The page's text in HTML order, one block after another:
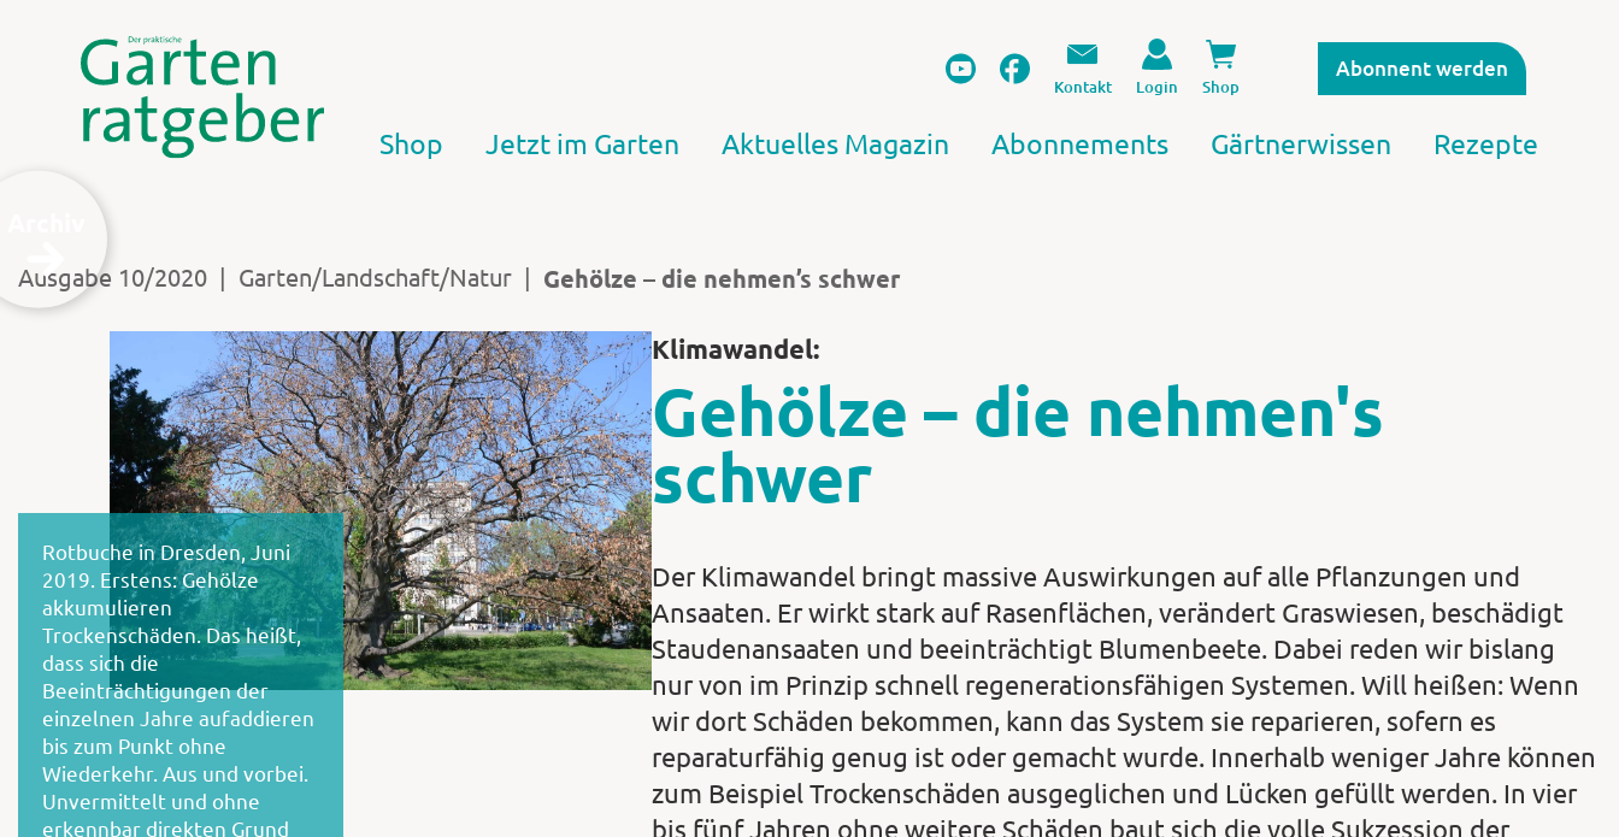
Kontakt Login Shop
Abonnent werden
Shop Jetzt im Garten Aktuelles Magazin Abonnements Gärtnerwissen Rezepte
Ausgabe 10/2020 | Garten/Landschaft/Natur | Gehölze – die nehmen’s schwer
Rotbuche in Dresden, Juni
2019. Erstens: Gehölze
akkumulieren
Trockenschäden. Das heißt,
dass sich die
Beeinträchtigungen der
einzelnen Jahre aufaddieren
bis zum Punkt ohne
Wiederkehr. Aus und vorbei.
Unvermittelt und ohne
erkennbar direkten Grund
Klimawandel:
Gehölze – die nehmen's
schwer
Der Klimawandel bringt massive Auswirkungen auf alle Pflanzungen und
Ansaaten. Er wirkt stark auf Rasenflächen, verändert Graswiesen, beschädigt
Staudenansaaten und beeinträchtigt Blumenbeete. Dabei reden wir bislang
nur von im Prinzip schnell regenerationsfähigen Systemen. Will heißen: Wenn
wir dort Schäden bekommen, kann das System sie reparieren, sofern es
reparaturfähig genug ist oder gemacht wurde. Innerhalb weniger Jahre können
zum Beispiel Trockenschäden ausgeglichen und Lücken gefüllt werden. In vier
bis fünf Jahren ohne weitere Schäden baut sich die volle Sukzession der